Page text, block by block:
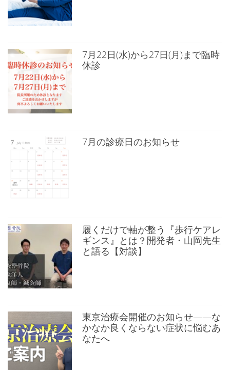
7月22日(水)から27日(月)まで臨時
休診
7月の診療日のお知らせ
履くだけで軸が整う『歩行ケアレ
ギンス』とは？開発者・山岡先生
と語る【対談】
東京治療会開催のお知らせ——な
かなか良くならない症状に悩むあ
なたへ